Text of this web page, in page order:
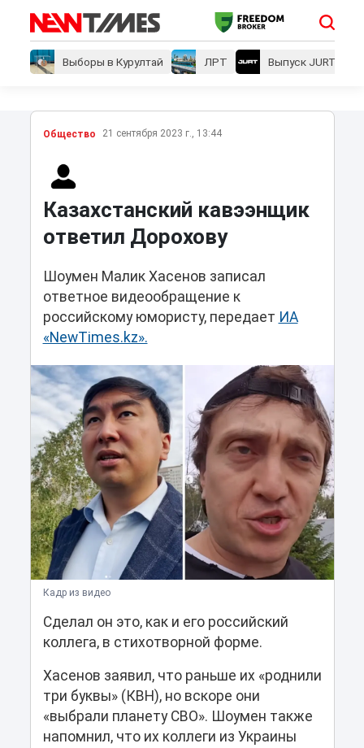
Выборы в Курултай ЛРТ Выпуск JURT
Общество 21 сентября 2023 г., 13:44
Казахстанский кавээнщик
ответил Дорохову
Шоумен Малик Хасенов записал
ответное видеообращение к
российскому юмористу, передает ИА
«NewTimes.kz».
Кадр из видео
Сделал он это, как и его российский
коллега, в стихотворной форме.
Хасенов заявил, что раньше их «роднили
три буквы» (КВН), но вскоре они
«выбрали планету СВО». Шоумен также
напомнил, что их коллеги из Украины